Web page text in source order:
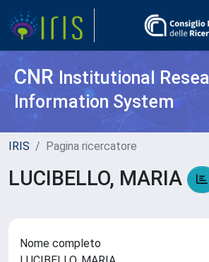
CNR Institutional
Information System
IRIS Pagina ricercatore
LUCIBELLO, MARIA
Nome completo